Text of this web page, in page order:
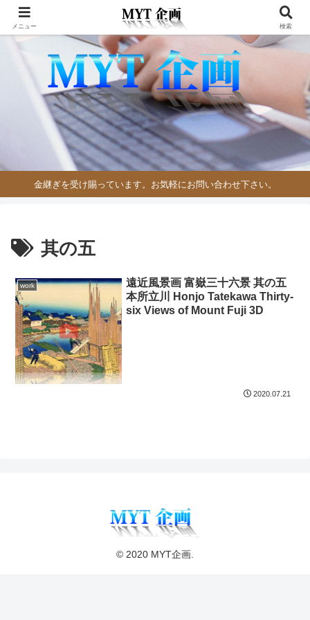
金継ぎを受け賜っています。お気軽にお問い合わせ下さい。
其の五
work
遠近風景画 富嶽三十六景 其の五
本所立川 Honjo Tatekawa Thirty-
six Views of Mount Fuji 3D
2020.07.21
© 2020 MYT企画.
メニュー 検索